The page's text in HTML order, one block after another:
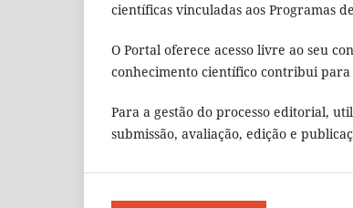
científicas vinculadas aos Programas
O Portal oferece acesso livre ao seu
conhecimento científico contribui
Para a gestão do processo editorial,
submissão, avaliação, edição e